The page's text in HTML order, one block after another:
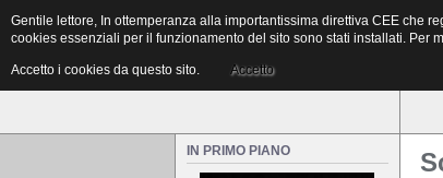
La prima pagina Informazione ma
IN PRIMO PIANO
Gentile lettore, In ottemperanza alla importantissima direttiva CEE che
cookies essenziali per il funzionamento del sito sono stati installati.
Accetto i cookies da questo sito. Accetto